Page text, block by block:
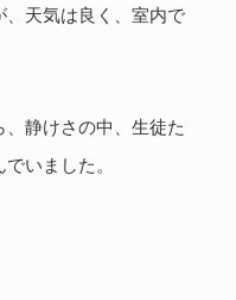
天気は良く、室内で
静けさの中、生徒た
いました。